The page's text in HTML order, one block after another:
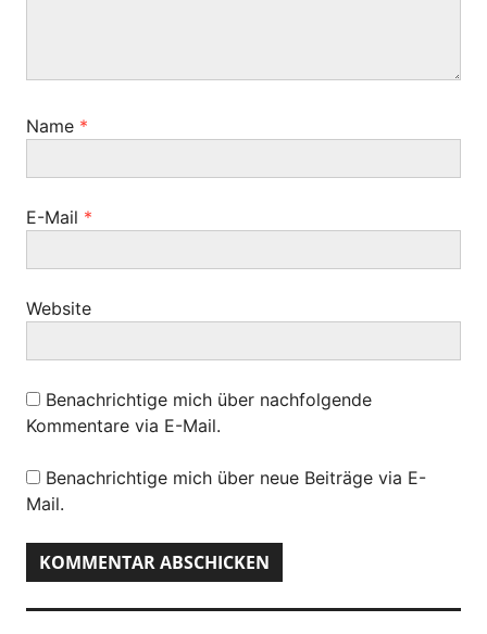
t
i
o
n
Name *
E-Mail *
Website
Benachrichtige mich über nachfolgende
Kommentare via E-Mail.
Benachrichtige mich über neue Beiträge via E-
Mail.